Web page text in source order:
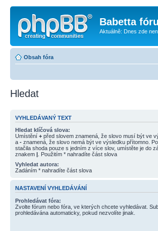
Babetta
Aktuálně: Dnes zde
Obsah fóra
Hledat
VYHLEDÁVANÝ TEXT
Hledat klíčová slova:
Umístění + před slovem znamená, že slovo musí být ve
a - znamená, že slovo nemá být ve výsledku přítomno.
stačila shoda pouze s jedním z více slov, umístěte je do
znakem | . Použitím * nahradíte část slova
Vyhledat autora:
Zadáním * nahradíte část slova
NASTAVENÍ VYHLEDÁVÁNÍ
Prohledávat fóra:
Zvolte fórum nebo fóra, ve kterých chcete vyhledávat.
prohledávána automaticky, pokud nezvolíte jinak.